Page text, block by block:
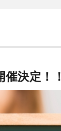
決定！！